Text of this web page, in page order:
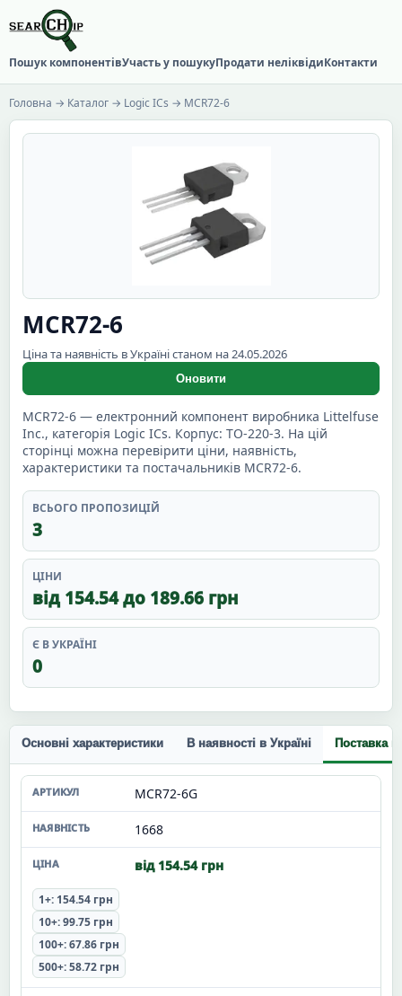
Пошук компонентівУчасть у пошукуПродати неліквідиКонтакти
Головна → Каталог → Logic ICs → MCR72-6
MCR72-6
Ціна та наявність в Україні станом на 24.05.2026
Оновити
MCR72-6 — електронний компонент виробника Littelfuse
Inc., категорія Logic ICs. Корпус: TO-220-3. На цій
сторінці можна перевірити ціни, наявність,
характеристики та постачальників MCR72-6.
ВСЬОГО ПРОПОЗИЦІЙ
3
ЦІНИ
від 154.54 до 189.66 грн
Є В УКРАЇНІ
0
Основні характеристики В наявності в Україні Поставка
MCR72-6G
1668
від 154.54 грн
1+: 154.54 грн
10+: 99.75 грн
100+: 67.86 грн
500+: 58.72 грн